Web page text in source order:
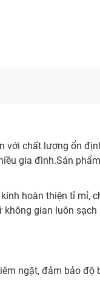
chất lượng ổn
gia đình.Sản
hoàn thiện tỉ
gian luôn sạch
ngặt, đảm bảo